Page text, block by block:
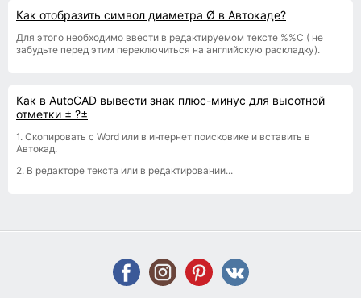
Как отобразить символ диаметра Ø в Автокаде?
Для этого необходимо ввести в редактируемом тексте %%С ( не
забудьте перед этим переключиться на английскую раскладку).
Как в AutoCAD вывести знак плюс-минус для высотной
отметки ± ?±
1. Скопировать с Word или в интернет поисковике и вставить в
Автокад.
2. В редакторе текста или в редактировании...